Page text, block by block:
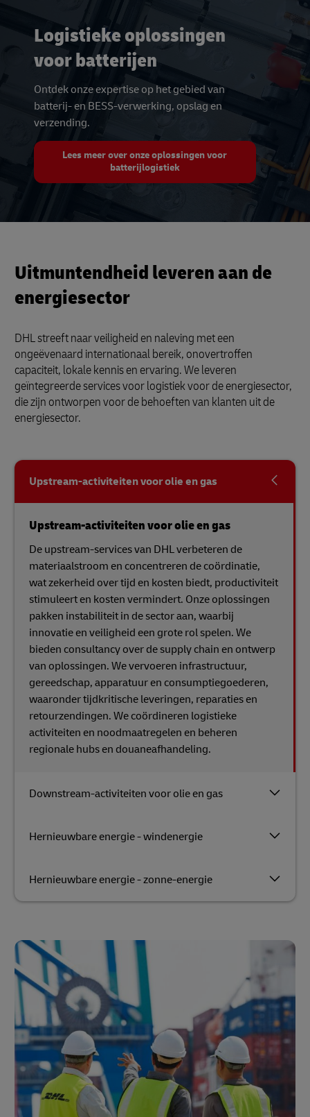
Logistieke oplossingen
voor batterijen
Ontdek onze expertise op het gebied van
batterij- en BESS-verwerking, opslag en
verzending.
Lees meer over onze oplossingen voor
batterijlogistiek
Uitmuntendheid leveren aan de
energiesector
DHL streeft naar veiligheid en naleving met een
ongeëvenaard internationaal bereik, onovertroffen
capaciteit, lokale kennis en ervaring. We leveren
geïntegreerde services voor logistiek voor de energiesector,
die zijn ontworpen voor de behoeften van klanten uit de
energiesector.
Upstream-activiteiten voor olie en gas
Downstream-activiteiten voor olie en gas
Hernieuwbare energie - windenergie
Hernieuwbare energie - zonne-energie
Upstream-activiteiten voor olie en gas
De upstream-services van DHL verbeteren de
materiaalstroom en concentreren de coördinatie,
wat zekerheid over tijd en kosten biedt, productiviteit
stimuleert en kosten vermindert. Onze oplossingen
pakken instabiliteit in de sector aan, waarbij
innovatie en veiligheid een grote rol spelen. We
bieden consultancy over de supply chain en ontwerp
van oplossingen. We vervoeren infrastructuur,
gereedschap, apparatuur en consumptiegoederen,
waaronder tijdkritische leveringen, reparaties en
retourzendingen. We coördineren logistieke
activiteiten en noodmaatregelen en beheren
regionale hubs en douaneafhandeling.